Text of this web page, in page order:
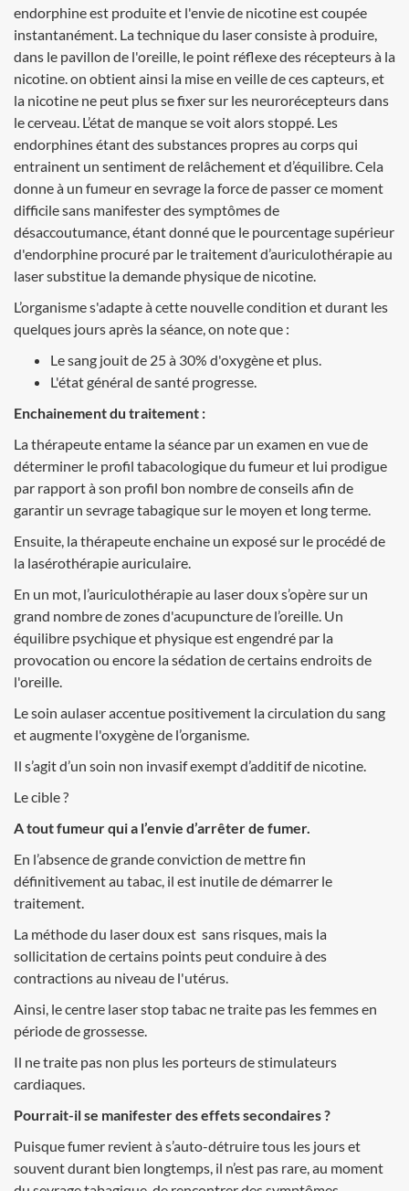
endorphine est produite et l'envie de nicotine est coupée
instantanément. La technique du laser consiste à produire,
dans le pavillon de l'oreille, le point réflexe des récepteurs à la
nicotine. on obtient ainsi la mise en veille de ces capteurs, et
la nicotine ne peut plus se fixer sur les neurorécepteurs dans
le cerveau. L’état de manque se voit alors stoppé. Les
endorphines étant des substances propres au corps qui
entrainent un sentiment de relâchement et d’équilibre. Cela
donne à un fumeur en sevrage la force de passer ce moment
difficile sans manifester des symptômes de
désaccoutumance, étant donné que le pourcentage supérieur
d'endorphine procuré par le traitement d’auriculothérapie au
laser substitue la demande physique de nicotine.
L’organisme s'adapte à cette nouvelle condition et durant les
quelques jours après la séance, on note que :
Le sang jouit de 25 à 30% d'oxygène et plus.
L'état général de santé progresse.
Enchainement du traitement :
La thérapeute entame la séance par un examen en vue de
déterminer le profil tabacologique du fumeur et lui prodigue
par rapport à son profil bon nombre de conseils afin de
garantir un sevrage tabagique sur le moyen et long terme.
Ensuite, la thérapeute enchaine un exposé sur le procédé de
la lasérothérapie auriculaire.
En un mot, l’auriculothérapie au laser doux s’opère sur un
grand nombre de zones d'acupuncture de l’oreille. Un
équilibre psychique et physique est engendré par la
provocation ou encore la sédation de certains endroits de
l'oreille.
Le soin aulaser accentue positivement la circulation du sang
et augmente l'oxygène de l’organisme.
Il s’agit d’un soin non invasif exempt d’additif de nicotine.
Le cible ?
A tout fumeur qui a l’envie d’arrêter de fumer.
En l’absence de grande conviction de mettre fin
définitivement au tabac, il est inutile de démarrer le
traitement.
La méthode du laser doux est sans risques, mais la
sollicitation de certains points peut conduire à des
contractions au niveau de l'utérus.
Ainsi, le centre laser stop tabac ne traite pas les femmes en
période de grossesse.
Il ne traite pas non plus les porteurs de stimulateurs
cardiaques.
Pourrait-il se manifester des effets secondaires ?
Puisque fumer revient à s’auto-détruire tous les jours et
souvent durant bien longtemps, il n’est pas rare, au moment